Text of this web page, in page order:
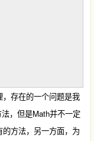
，存在的一个问题是我
法，但是Math并不一定
的方法，另一方面，为